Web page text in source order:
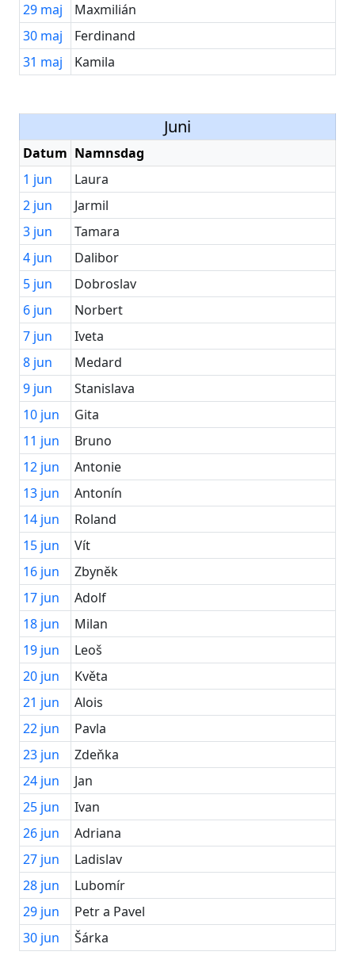
29 maj
Maxmilián
30 maj
Ferdinand
31 maj Kamila
Juni
Datum Namnsdag
1 jun
Laura
2 jun
Jarmil
3 jun
Tamara
4 jun
Dalibor
5 jun
Dobroslav
6 jun
Norbert
7 jun
Iveta
8 jun
Medard
9 jun
Stanislava
10 jun
Gita
11 jun
Bruno
12 jun
Antonie
13 jun
Antonín
14 jun
Roland
15 jun
Vít
16 jun
Zbyněk
17 jun
Adolf
18 jun
Milan
19 jun
Leoš
20 jun
Květa
21 jun
Alois
22 jun
Pavla
23 jun
Zdeňka
24 jun
Jan
25 jun
Ivan
26 jun
Adriana
27 jun
Ladislav
28 jun
Lubomír
29 jun
Petr a Pavel
30 jun Šárka